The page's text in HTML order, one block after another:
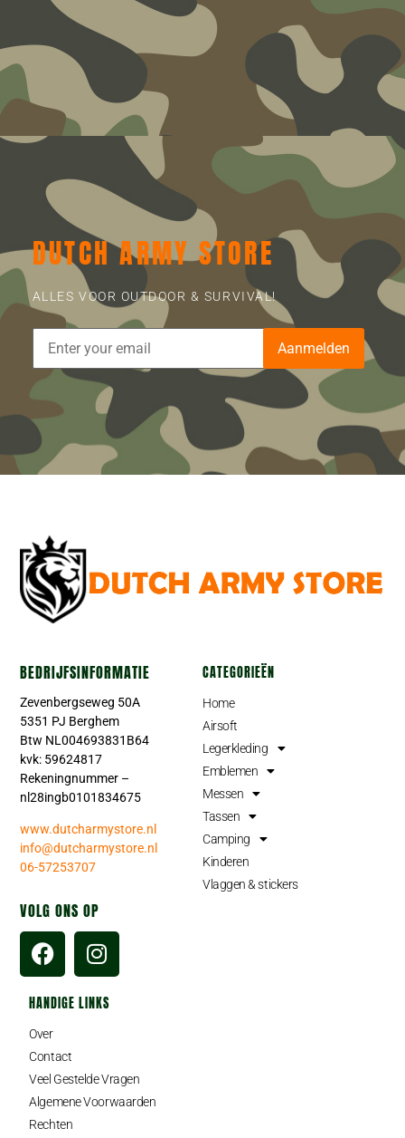
DUTCH ARMY STORE
ALLES VOOR OUTDOOR & SURVIVAL!
Aanmelden
BEDRIJFSINFORMATIE
Zevenbergseweg 50A
5351 PJ Berghem
Btw NL004693831B64
kvk: 59624817
Rekeningnummer –
nl28ingb0101834675
www.dutcharmystore.nl
info@dutcharmystore.nl
06-57253707
VOLG ONS OP
CATEGORIEËN
Home
Airsoft
Legerkleding
Emblemen
Messen
Tassen
Camping
Kinderen
Vlaggen & stickers
HANDIGE LINKS
Over
Contact
Veel Gestelde Vragen
Algemene Voorwaarden
Rechten